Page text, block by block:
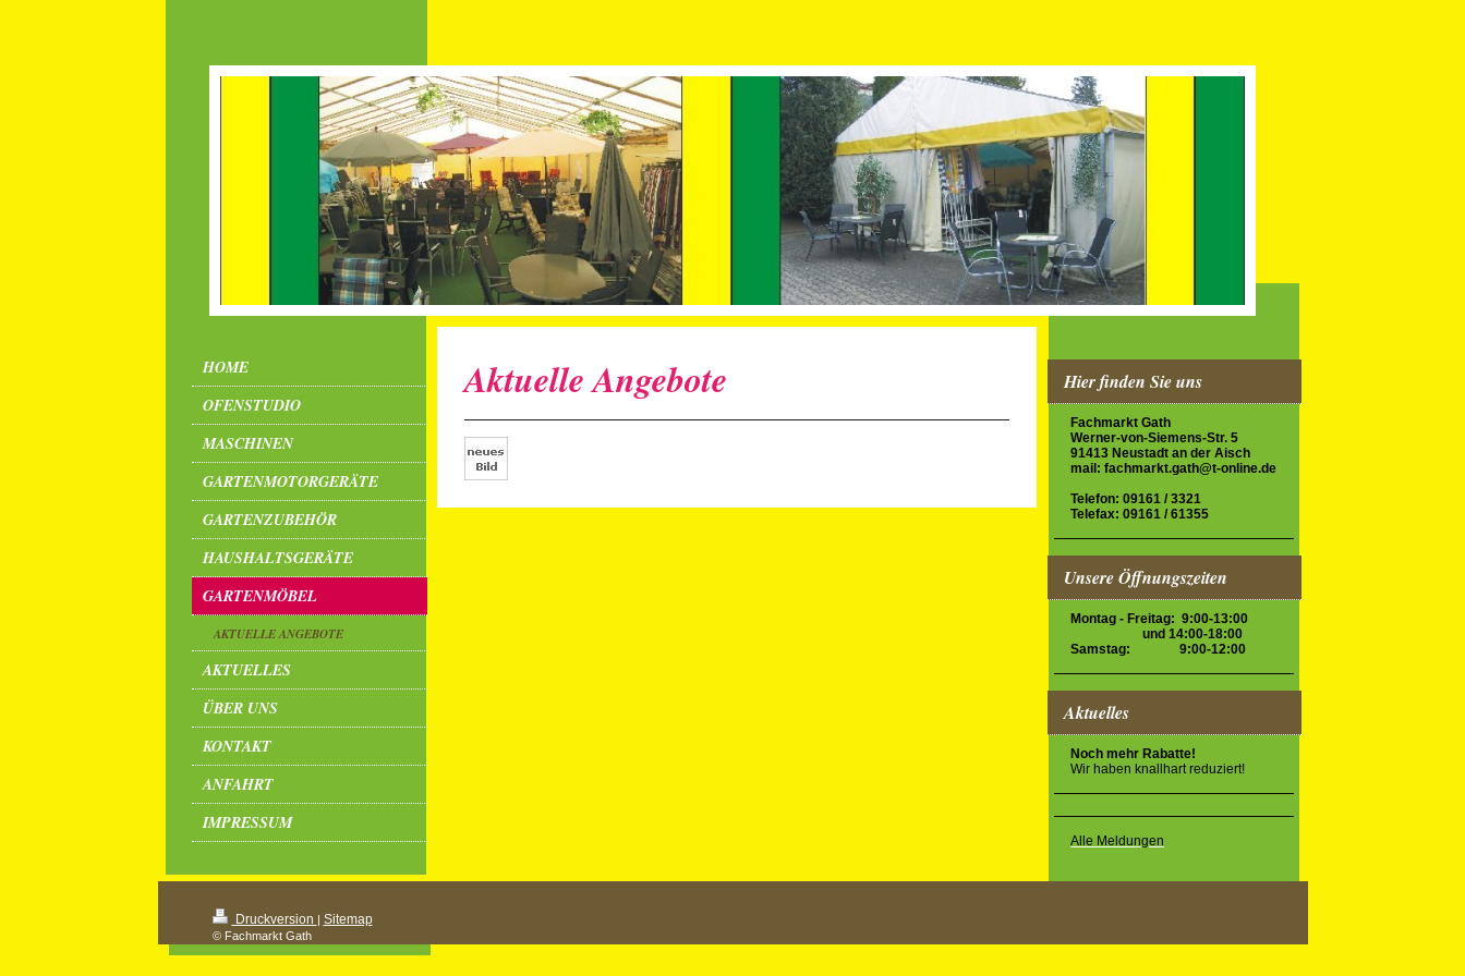
HOME
OFENSTUDIO
MASCHINEN
GARTENMOTORGERÄTE
GARTENZUBEHÖR
HAUSHALTSGERÄTE
GARTENMÖBEL
AKTUELLE ANGEBOTE
AKTUELLES
ÜBER UNS
KONTAKT
ANFAHRT
IMPRESSUM
Aktuelle Angebote Hier finden Sie uns
Fachmarkt Gath
Werner-von-Siemens-Str. 5
91413 Neustadt an der Aisch
mail: fachmarkt.gath@t-online.de
Telefon: 09161 / 3321
Telefax: 09161 / 61355
Unsere Öffnungszeiten
Montag - Freitag: 9:00-13:00
und 14:00-18:00
Samstag: 9:00-12:00
Aktuelles
Noch mehr Rabatte!
Wir haben knallhart reduziert!
Alle Meldungen
Druckversion | Sitemap
© Fachmarkt Gath